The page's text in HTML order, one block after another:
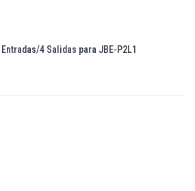
4 Salidas para JBE-P2L1